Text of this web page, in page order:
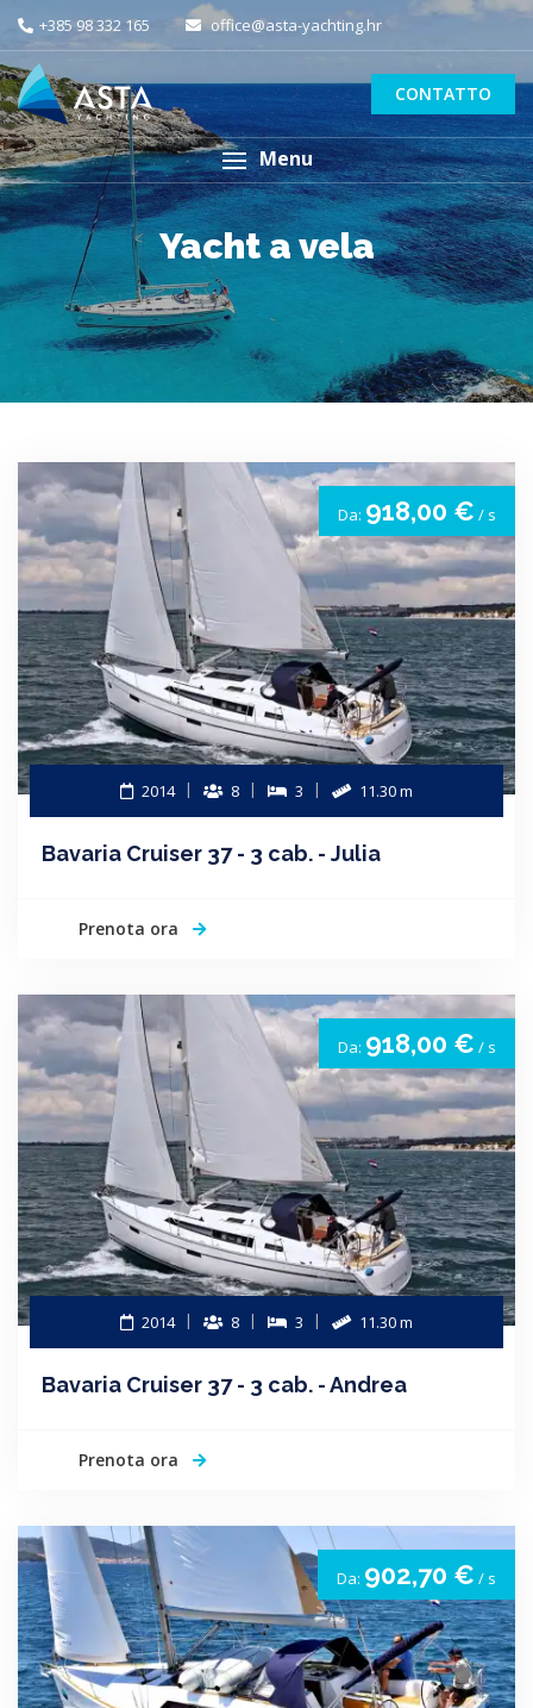
+385 98 332 165 office@asta-yachting.hr
CONTATTO
Menu
Yacht a vela
Da: 918,00 € / s
2014 8 3 11.30 m
Bavaria Cruiser 37 - 3 cab. - Julia
Prenota ora
Da: 918,00 € / s
2014 8 3 11.30 m
Bavaria Cruiser 37 - 3 cab. - Andrea
Prenota ora
Da: 902,70 € / s